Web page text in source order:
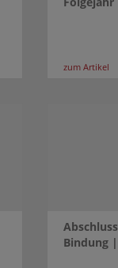
zum Artikel
Bindung